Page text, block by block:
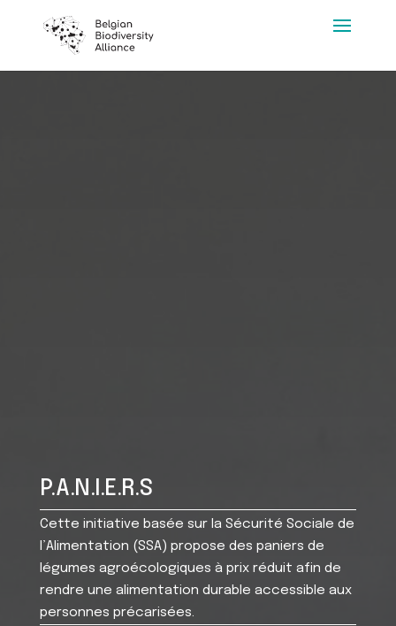
P.A.N.I.E.R.S
Cette initiative basée sur la Sécurité Sociale de
l’Alimentation (SSA) propose des paniers de
légumes agroécologiques à prix réduit afin de
rendre une alimentation durable accessible aux
personnes précarisées.